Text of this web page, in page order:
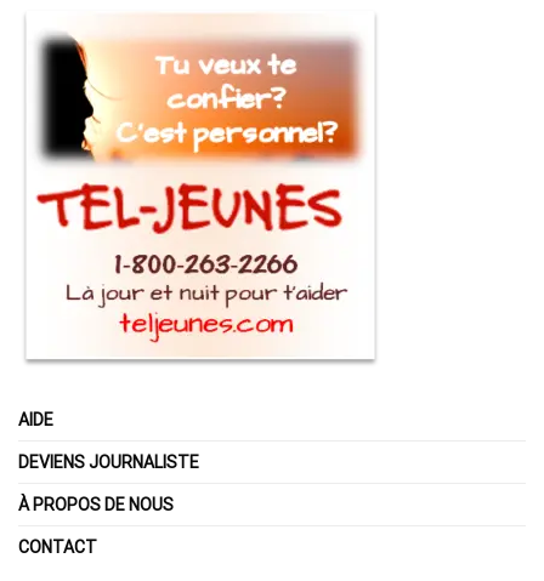
AIDE
DEVIENS JOURNALISTE
À PROPOS DE NOUS
CONTACT